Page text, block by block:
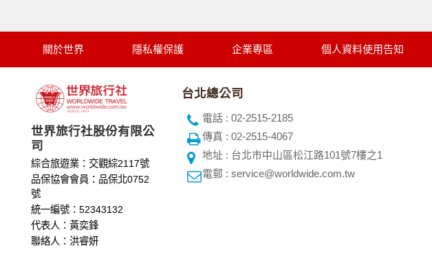
關於世界 隱私權保護 企業專區 個人資料使用告知
世界旅行社股份有限公
司
綜合旅遊業：交觀綜2117號
品保協會會員：品保北0752
號
統一編號：52343132
代表人：黃奕鋒
聯絡人：洪睿妍
台北總公司
電話 : 02-2515-2185
傳真 : 02-2515-4067
地址 : 台北市中山區松江路101號7樓之1
電郵 : service@worldwide.com.tw